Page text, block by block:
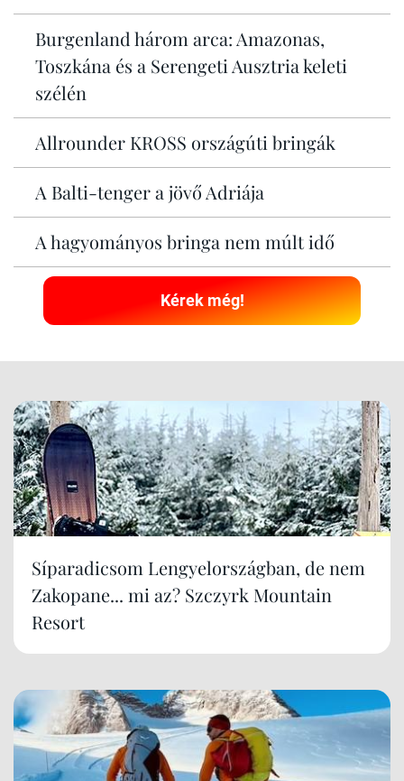
Burgenland három arca: Amazonas,
Toszkána és a Serengeti Ausztria keleti
szélén
Allrounder KROSS országúti bringák
A Balti-tenger a jövő Adriája
A hagyományos bringa nem múlt idő
Kérek még!
Síparadicsom Lengyelországban, de nem
Zakopane... mi az? Szczyrk Mountain
Resort